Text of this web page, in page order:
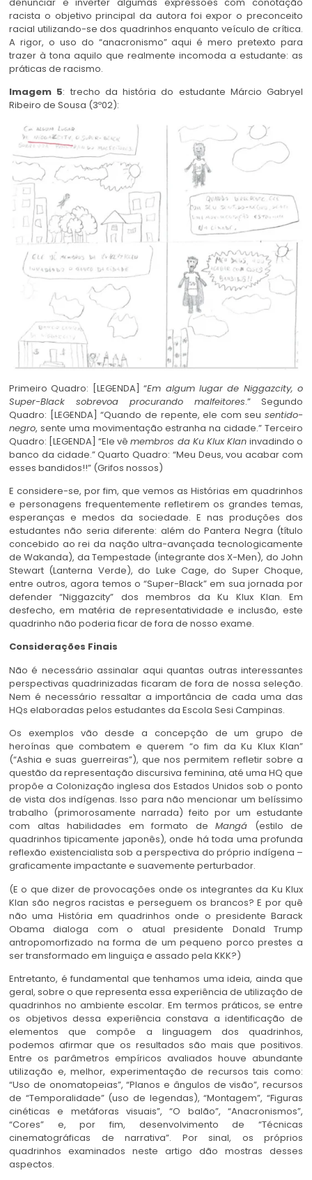
racista o objetivo principal da autora foi expor o preconceito
racial utilizando-se dos quadrinhos enquanto veículo de crítica.
A rigor, o uso do “anacronismo” aqui é mero pretexto para
trazer à tona aquilo que realmente incomoda a estudante: as
práticas de racismo.
Imagem 5: trecho da história do estudante Márcio Gabryel
Ribeiro de Sousa (3º02):
Primeiro Quadro: [LEGENDA] “Em algum lugar de Niggazcity, o
Super-Black sobrevoa procurando malfeitores.” Segundo
Quadro: [LEGENDA] “Quando de repente, ele com seu sentido-
negro, sente uma movimentação estranha na cidade.” Terceiro
Quadro: [LEGENDA] “Ele vêmembros da Ku Klux Klan invadindo o
banco da cidade.” Quarto Quadro: “Meu Deus, vou acabar com
esses bandidos!!” (Grifos nossos)
E considere-se, por fim, que vemos as Histórias em quadrinhos
e personagens frequentemente refletirem os grandes temas,
esperanças e medos da sociedade. E nas produções dos
estudantes não seria diferente: além do Pantera Negra (título
concebido ao rei da nação ultra-avançada tecnologicamente
de Wakanda), da Tempestade (integrante dos X-Men), do John
Stewart (Lanterna Verde), do Luke Cage, do Super Choque,
entre outros, agora temos o “Super-Black” em sua jornada por
defender “Niggazcity” dos membros da Ku Klux Klan. Em
desfecho, em matéria de representatividade e inclusão, este
quadrinho não poderia ficar de fora de nosso exame.
Considerações Finais
Não é necessário assinalar aqui quantas outras interessantes
perspectivas quadrinizadas ficaram de fora de nossa seleção.
Nem é necessário ressaltar a importância de cada uma das
HQs elaboradas pelos estudantes da Escola Sesi Campinas.
Os exemplos vão desde a concepção de um grupo de
heroínas que combatem e querem “o fim da Ku Klux Klan”
(“Ashia e suas guerreiras”), que nos permitem refletir sobre a
questão da representação discursiva feminina, até uma HQ que
propõe a Colonização inglesa dos Estados Unidos sob o ponto
de vista dos indígenas. Isso para não mencionar um belíssimo
trabalho (primorosamente narrada) feito por um estudante
com altas habilidades em formato de Mangá (estilo de
quadrinhos tipicamente japonês), onde há toda uma profunda
reflexão existencialista sob a perspectiva do próprio indígena –
graficamente impactante e suavemente perturbador.
(E o que dizer de provocações onde os integrantes da Ku Klux
Klan são negros racistas e perseguem os brancos? E por quê
não uma História em quadrinhos onde o presidente Barack
Obama dialoga com o atual presidente Donald Trump
antropomorfizado na forma de um pequeno porco prestes a
ser transformado em linguiça e assado pela KKK?)
Entretanto, é fundamental que tenhamos uma ideia, ainda que
geral, sobre o que representa essa experiência de utilização de
quadrinhos no ambiente escolar. Em termos práticos, se entre
os objetivos dessa experiência constava a identificação de
elementos que compõe a linguagem dos quadrinhos,
podemos afirmar que os resultados são mais que positivos.
Entre os parâmetros empíricos avaliados houve abundante
utilização e, melhor, experimentação de recursos tais como:
“Uso de onomatopeias”, “Planos e ângulos de visão”, recursos
de “Temporalidade” (uso de legendas), “Montagem”, “Figuras
cinéticas e metáforas visuais”, “O balão”, “Anacronismos”,
“Cores” e, por fim, desenvolvimento de “Técnicas
cinematográficas de narrativa”. Por sinal, os próprios
quadrinhos examinados neste artigo dão mostras desses
aspectos.